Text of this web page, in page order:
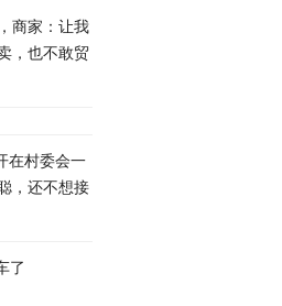
商家：让我
，也不敢贸
在村委会一
，还不想接
了